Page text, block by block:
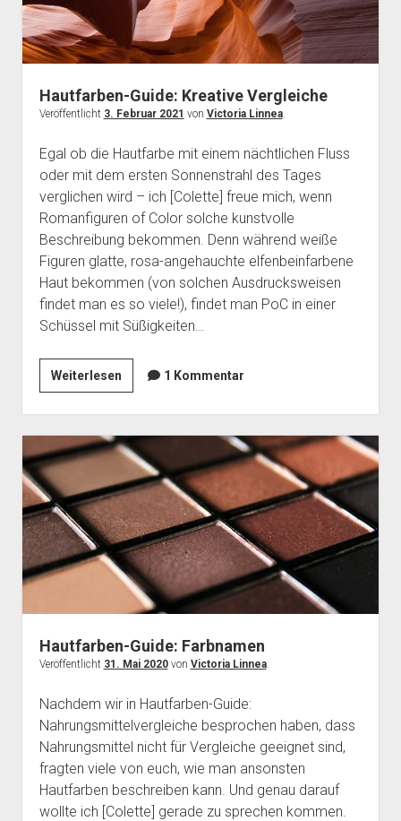
Hautfarben-Guide: Kreative Vergleiche
Veröffentlicht 3. Februar 2021 von Victoria Linnea.
Egal ob die Hautfarbe mit einem nächtlichen Fluss
oder mit dem ersten Sonnenstrahl des Tages
verglichen wird – ich [Colette] freue mich, wenn
Romanfiguren of Color solche kunstvolle
Beschreibung bekommen. Denn während weiße
Figuren glatte, rosa-angehauchte elfenbeinfarbene
Haut bekommen (von solchen Ausdrucksweisen
findet man es so viele!), findet man PoC in einer
Schüssel mit Süßigkeiten…
WeiterlesenHautfarben-
Guide:
Kreative
Vergleiche
1 Kommentar
Hautfarben-Guide: Farbnamen
Veröffentlicht 31. Mai 2020von Victoria Linnea.
Nachdem wir in Hautfarben-Guide:
Nahrungsmittelvergleiche besprochen haben, dass
Nahrungsmittel nicht für Vergleiche geeignet sind,
fragten viele von euch, wie man ansonsten
Hautfarben beschreiben kann. Und genau darauf
wollte ich [Colette] gerade zu sprechen kommen.